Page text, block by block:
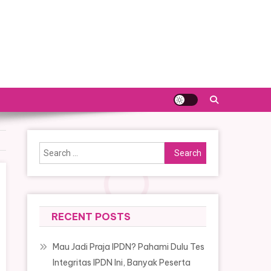
Search
for:
RECENT POSTS
Mau Jadi Praja IPDN? Pahami Dulu Tes
Integritas IPDN Ini, Banyak Peserta